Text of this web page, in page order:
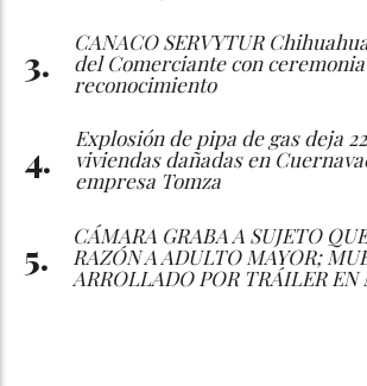
CANACO SERVYTUR
del Comerciante con
reconocimiento
Explosión de pipa de gas deja
viviendas dañadas en
empresa Tomza
CÁMARA GRABA A SUJETO
RAZÓN A ADULTO MAYOR;
ARROLLADO POR TRÁILER EN